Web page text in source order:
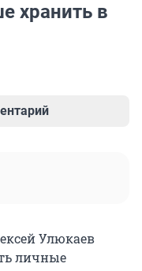
хранить в
Улюкаев
личные